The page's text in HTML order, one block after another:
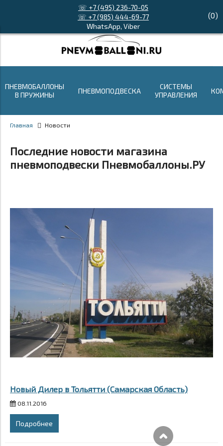
☏ +7 (495) 236-70-05
☏ +7 (985) 444-69-77
WhatsApp, Viber
(0)
ПНЕВМОБАЛЛОНЫ
В ПРУЖИНЫ
ПНЕВМОПОДВЕСКА
СИСТЕМЫ
УПРАВЛЕНИЯ
Главная Новости
Последние новости магазина
пневмоподвески Пневмобаллоны.РУ
Новый Дилер в Тольятти (Самарская Область)
08.11.2016
Подробнее